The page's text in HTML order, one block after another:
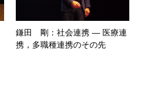
鎌田 剛：社会連携 ― 医療連
携，多職種連携のその先